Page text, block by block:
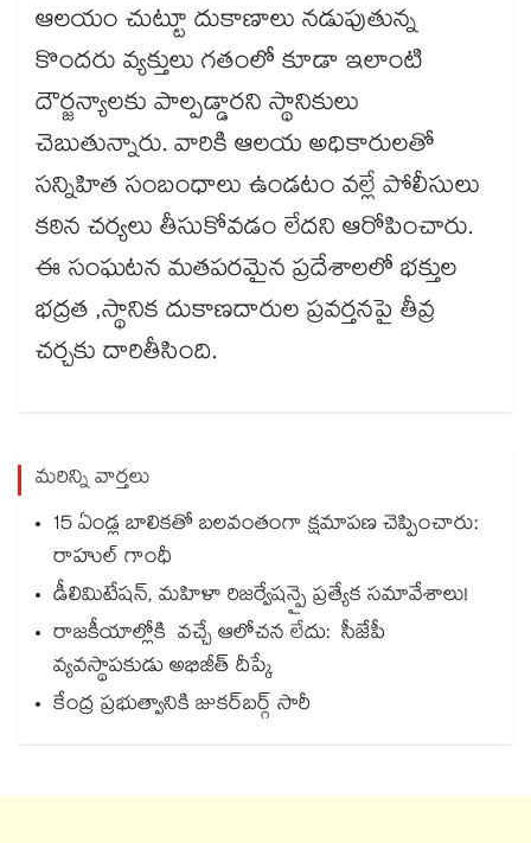
ఆలయం చుట్టూ దుకాణాలు నడుపుతున్న
కొందరు వ్యక్తులు గతంలో కూడా ఇలాంటి
దౌర్జన్యాలకు పాల్పడ్డారని స్థానికులు
చెబుతున్నారు. వారికి ఆలయ అధికారులతో
సన్నిహిత సంబంధాలు ఉండటం వల్లే పోలీసులు
కఠిన చర్యలు తీసుకోవడం లేదని ఆరోపించారు.
ఈ సంఘటన మతపరమైన ప్రదేశాలలో భక్తుల
భద్రత ,స్థానిక దుకాణదారుల ప్రవర్తనపై తీవ్ర
చర్చకు దారితీసింది.
మరిన్ని వార్తలు
15 ఏండ్ల బాలికతో బలవంతంగా క్షమాపణ చెప్పించారు:
రాహుల్ గాంధీ
డీలిమిటేషన్, మహిళా రిజర్వేషన్పై ప్రత్యేక సమావేశాలు!
రాజకీయాల్లోకి వచ్చే ఆలోచన లేదు: సీజేపీ
వ్యవస్థాపకుడు అభిజీత్ దీప్కే
కేంద్ర ప్రభుత్వానికి జుకర్‌‌‌‌‌‌‌‌‌‌‌‌‌‌‌‌‌‌‌‌‌‌‌‌‌‌‌‌‌‌‌‌బర్గ్ సారీ